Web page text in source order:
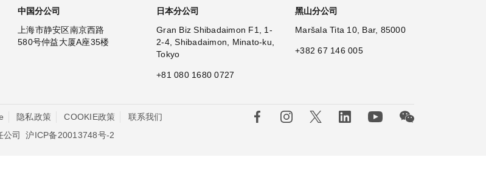
中国分公司
上海市静安区南京西路
580号仲益大厦A座35楼
日本分公司
Gran Biz Shibadaimon F1, 1-
2-4, Shibadaimon, Minato-ku,
Tokyo
+81 080 1680 0727
黑山分公司
Maršala Tita 10, Bar, 85000
+382 67 146 005
隐私政策 COOKIE政策
联系我们
司 沪ICP备20013748号-2